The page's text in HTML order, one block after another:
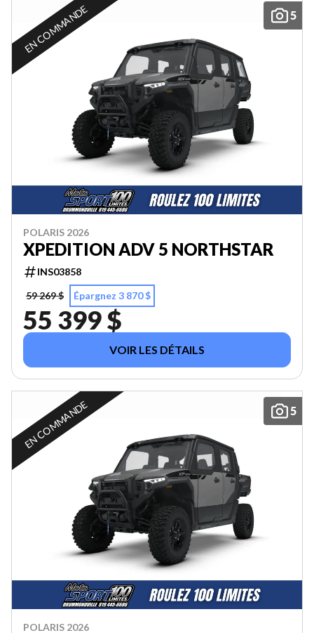
5
EN COMMANDE
POLARIS 2026
XPEDITION ADV 5 NORTHSTAR
INS03858
59 269 $
Épargnez 3 870 $
55 399 $
VOIR LES DÉTAILS
5
EN COMMANDE
POLARIS 2026